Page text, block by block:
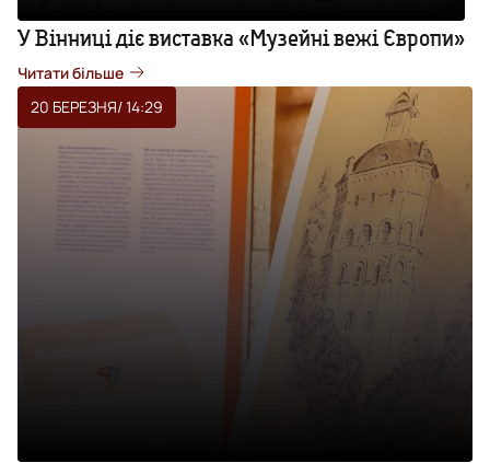
У Вінниці діє виставка «Музейні вежі Європи»
Читати більше
20 БЕРЕЗНЯ/ 14:29